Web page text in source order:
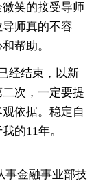
笑的接受导师
师真的不容
帮助。
经结束，以新
次，一定要提
依据。稳定自
的11年。
事金融事业部技